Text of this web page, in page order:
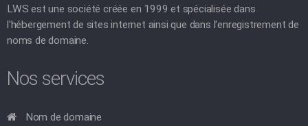
LWS est une société créée en 1999 et spécialisée dans
l'hébergement de sites internet ainsi que dans l'enregistrement de
noms de domaine.
Nos services
Nom de domaine